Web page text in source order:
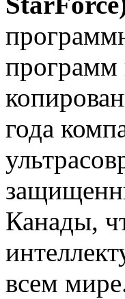
программ
года
Канады,
всем